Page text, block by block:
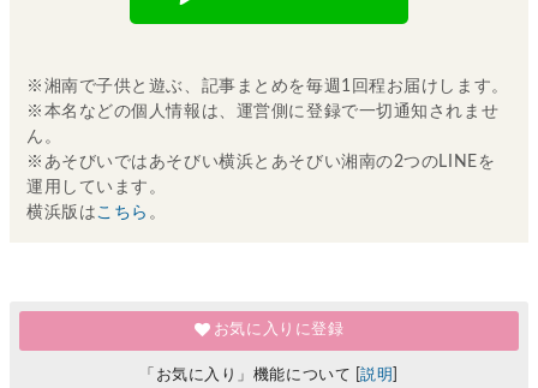
※湘南で子供と遊ぶ、記事まとめを毎週1回程お届けします。
※本名などの個人情報は、運営側に登録で一切通知されませ
ん。
※あそびいではあそびい横浜とあそびい湘南の2つのLINEを
運用しています。
横浜版はこちら 。
お気に入りに登録
「お気に入り」機能について [説明]